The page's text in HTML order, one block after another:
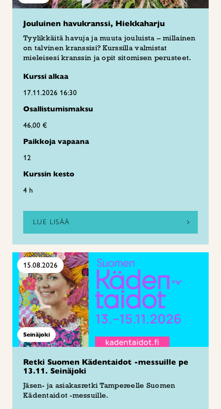
Jouluinen havukranssi, Hiekkaharju
Tyylikkäitä havuja ja muuta jouluista – millainen
on talvinen kranssisi? Kurssilla valmistat
mieleisesi kranssin ja opit sitomisen perusteet.
Kurssi alkaa
17.11.2026 16:30
Osallistumismaksu
46,00 €
Paikkoja vapaana
12
Kurssin kesto
4 h
LUE LISÄÄ
15.08.2026
Seinäjoki
Retki Suomen Kädentaidot -messuille pe
13.11. Seinäjoki
Jäsen- ja asiakasretki Tampereelle Suomen
Kädentaidot -messuille.